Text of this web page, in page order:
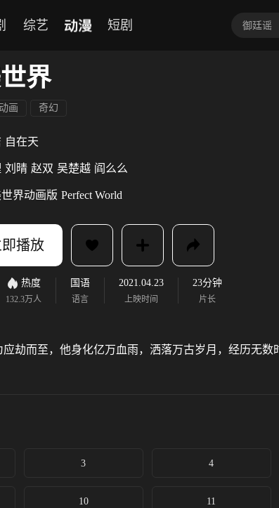
综艺 动漫 短剧
界
画 奇幻
自在天
刘晴 赵双 吴楚越 阎么么
界动画版 Perfect World
即播放
热度
132.3万人
国语
语言
2021.04.23
上映时间
23分钟
片长
劫而至，他身化亿万血雨，洒落万古岁月，经历无
3 4
10 11